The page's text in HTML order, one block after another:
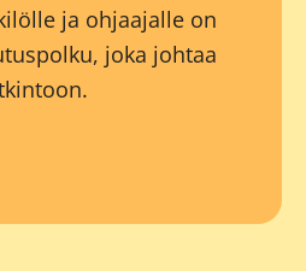
ja ohjaajalle on
joka johtaa